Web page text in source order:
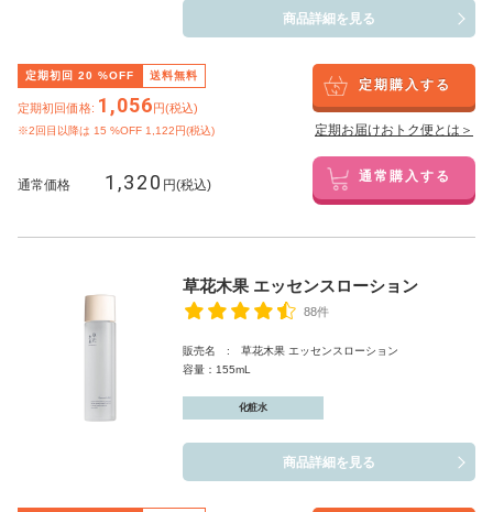
商品詳細を見る
定期初回 20 %OFF 送料無料
定期初回価格: 1,056円(税込)
※2回目以降は 15 %OFF 1,122円(税込)
定期購入する
定期お届けおトク便とは＞
通常価格 1,320 円(税込) 通常購入する
草花木果 エッセンスローション
88件
販売名 : 草花木果 エッセンスローション
容量：155mL
化粧水
商品詳細を見る